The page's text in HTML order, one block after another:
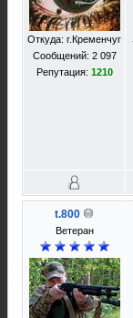
Откуда: г.Кременчуг
Сообщений: 2 097
Репутация: 1210
t.800
Ветеран